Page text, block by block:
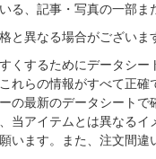
る、記事・写真の一部ま
と異なる場合がございま
くするためにデータシー
れらの情報がすべて正確
の最新のデータシートで
当アイテムとは異なるイ
います。また、注文間